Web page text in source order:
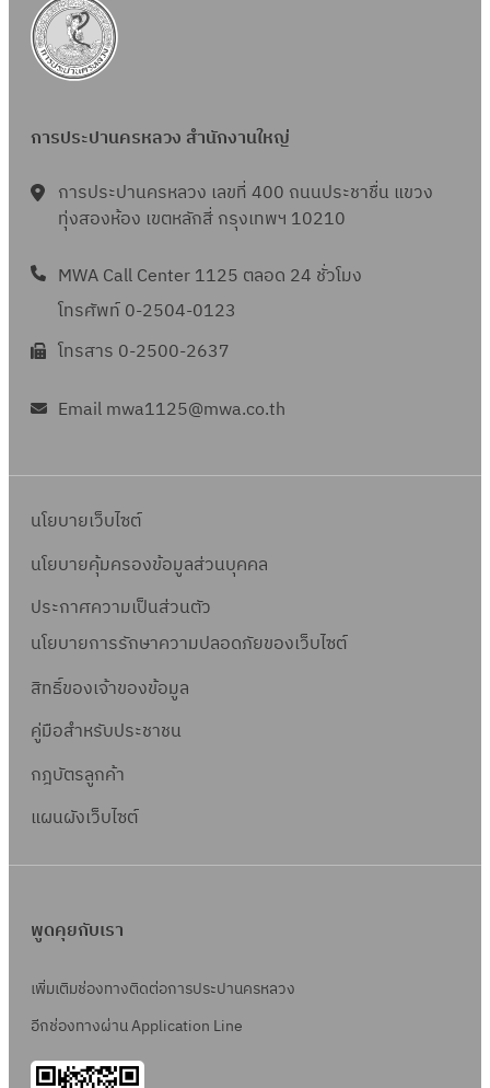
การประปานครหลวง สำนักงานใหญ่
การประปานครหลวง เลขที่ 400 ถนนประชาชื่น แขวง
ทุ่งสองห้อง เขตหลักสี่ กรุงเทพฯ 10210
MWA Call Center 1125 ตลอด 24 ชั่วโมง
โทรศัพท์ 0-2504-0123
โทรสาร 0-2500-2637
Email mwa1125@mwa.co.th
นโยบายเว็บไซต์
นโยบายคุ้มครองข้อมูลส่วนบุคคล
ประกาศความเป็นส่วนตัว
นโยบายการรักษาความปลอดภัยของเว็บไซต์
สิทธิ์ของเจ้าของข้อมูล
คู่มือสำหรับประชาชน
กฎบัตรลูกค้า
แผนผังเว็บไซต์
พูดคุยกับเรา
เพิ่มเติมช่องทางติดต่อการประปานครหลวง
อีกช่องทางผ่าน Application Line